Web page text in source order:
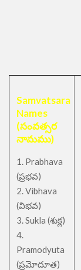
Samvatsara
Names
(సంవత్సర
నామము)
1. Prabhava
(ప్రభవ)
2. Vibhava
(విభవ)
3. Sukla (శుక్ల)
4.
Pramodyuta
(ప్రమోదూత)